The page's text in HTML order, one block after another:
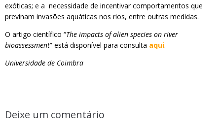
exóticas; e a necessidade de incentivar comportamentos que
previnam invasões aquáticas nos rios, entre outras medidas.
O artigo científico “The impacts of alien species on river
bioassessment” está disponível para consulta aqui.
Universidade de Coimbra
Deixe um comentário